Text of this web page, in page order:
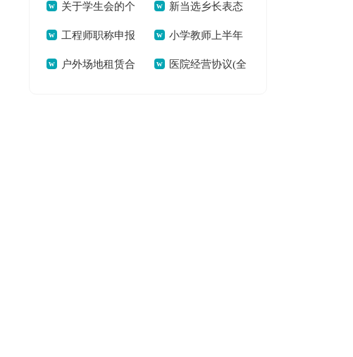
会上的讲话[本文共
6139字]
10715字)
结集合15篇(全文共
21581字)
集15篇)(全文共
19472字)
关于学生会的个
人述职报告模板合集
五篇(全文共7065字)
新当选乡长表态
发言[本文共4538字]
工程师职称申报
个人总结(通用12篇)
小学教师上半年
度工作总结[本文共
户外场地租赁合 医院经营协议(全